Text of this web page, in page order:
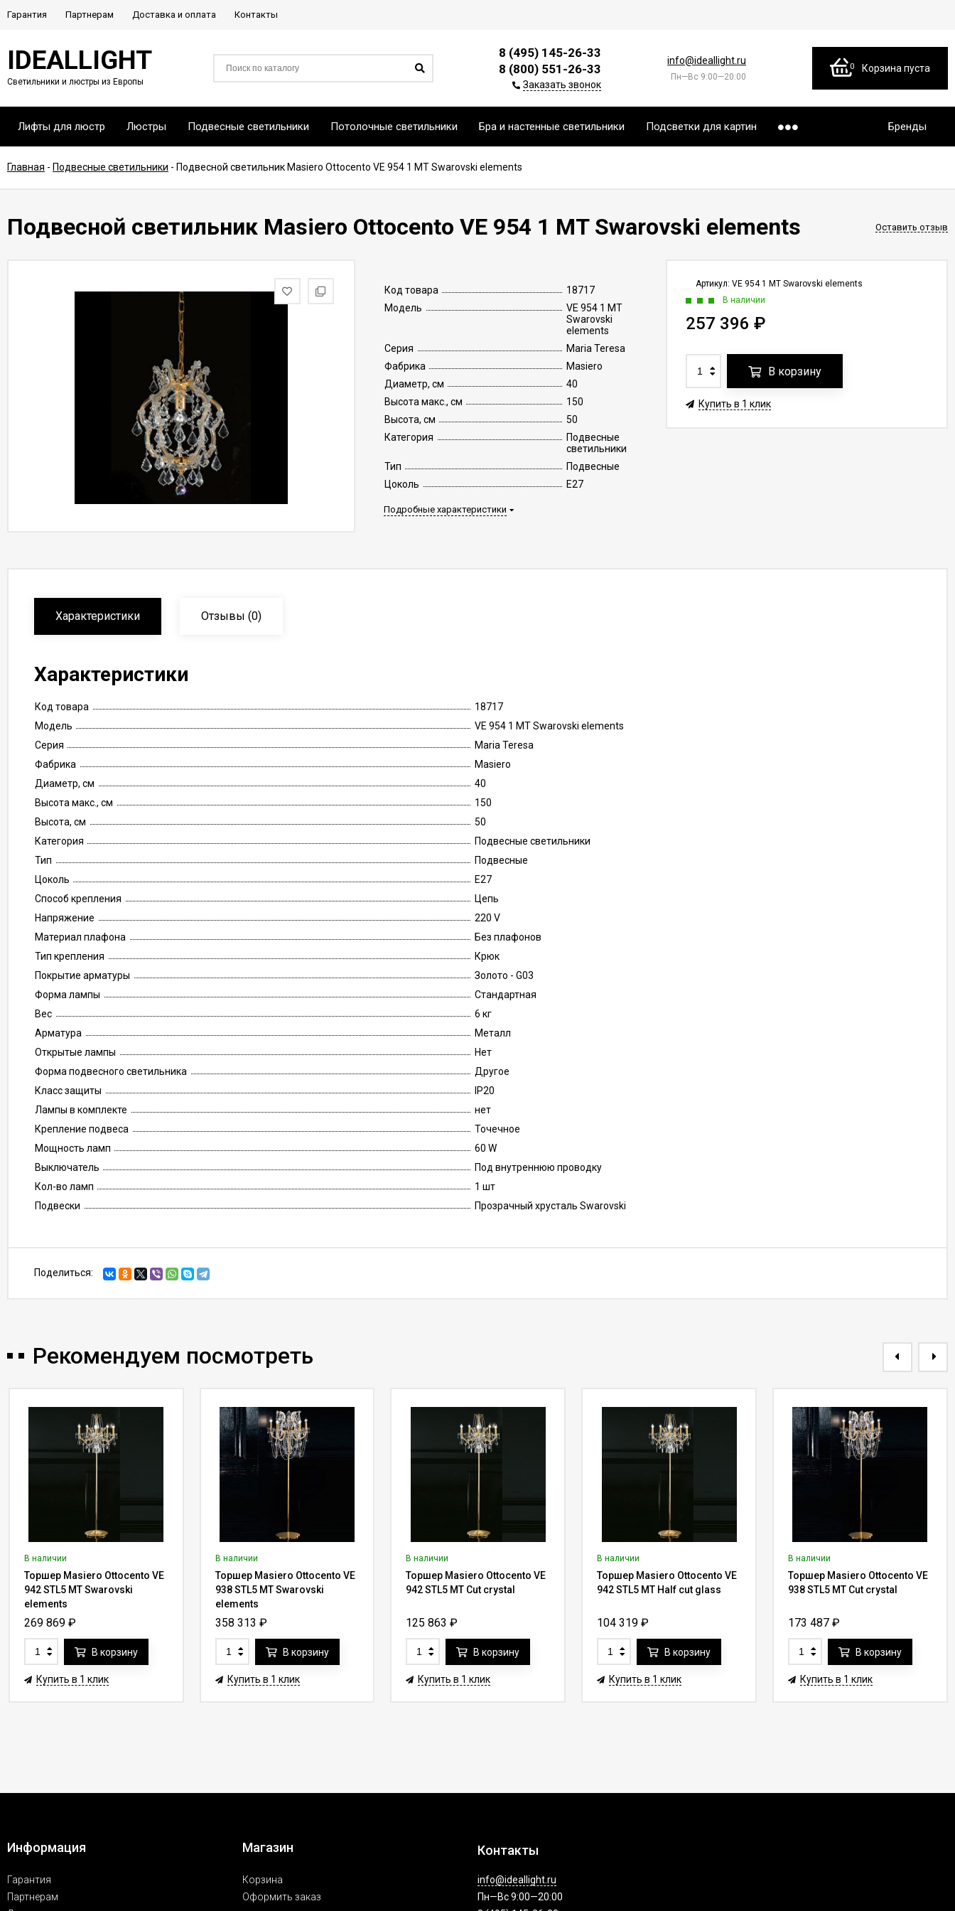
Гарантия Партнерам Доставка и оплата Контакты
IDEALLIGHT
Светильники и люстры из Европы
8 (495) 145-26-33
8 (800) 551-26-33
Заказать звонок
info@ideallight.ru
Пн—Вс 9:00—20:00
0 Корзина пуста
Бренды
Лифты для люстр Люстры Подвесные светильники Потолочные светильники Бра и настенные светильники Подсветки для картин
Главная - Подвесные светильники - Подвесной светильник Masiero Ottocento VE 954 1 MT Swarovski elements
Подвесной светильник Masiero Ottocento VE 954 1 MT Swarovski elements Оставить отзыв
Код товара
18717
Модель
VE 954 1 MT
Swarovski
elements
Серия
Maria Teresa
Фабрика
Masiero
Диаметр, см
40
Высота макс., см
150
Высота, см
50
Категория
Подвесные
светильники
Тип
Подвесные
Цоколь
E27
Подробные характеристики
Артикул: VE 954 1 MT Swarovski elements
В наличии
257 396 ₽
В корзину
Купить в 1 клик
Характеристики Отзывы (0)
Характеристики
Код товара
18717
Модель
VE 954 1 MT Swarovski elements
Серия
Maria Teresa
Фабрика
Masiero
Диаметр, см
40
Высота макс., см
150
Высота, см
50
Категория
Подвесные светильники
Тип
Подвесные
Цоколь
E27
Способ крепления
Цепь
Напряжение
220 V
Материал плафона
Без плафонов
Тип крепления
Крюк
Покрытие арматуры
Золото - G03
Форма лампы
Стандартная
Вес
6 кг
Арматура
Металл
Открытые лампы
Нет
Форма подвесного светильника
Другое
Класс защиты
IP20
Лампы в комплекте
нет
Крепление подвеса
Точечное
Мощность ламп
60 W
Выключатель
Под внутреннюю проводку
Кол-во ламп
1 шт
Подвески
Прозрачный хрусталь Swarovski
Поделиться:
Рекомендуем посмотреть
В наличии
Торшер Masiero Ottocento VE
942 STL5 MT Swarovski
elements
269 869 ₽
В корзину
Купить в 1 клик
В наличии
Торшер Masiero Ottocento VE
938 STL5 MT Swarovski
elements
358 313 ₽
В корзину
Купить в 1 клик
В наличии
Торшер Masiero Ottocento VE
942 STL5 MT Cut crystal
125 863₽
В корзину
Купить в 1 клик
В наличии
Торшер Masiero Ottocento VE
942 STL5 MT Half cut glass
104 319₽
В корзину
Купить в 1 клик
В наличии
Торшер Masiero Ottocento VE
938 STL5 MT Cut crystal
173 487 ₽
В корзину
Купить в 1 клик
Информация
Гарантия
Партнерам
Магазин
Корзина
Оформить заказ
Контакты
info@ideallight.ru
Пн—Вс 9:00—20:00